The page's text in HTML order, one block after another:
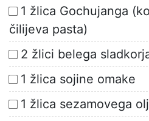
1 žlica Gochujanga
čilijeva pasta)
2 žlici belega
1 žlica sojine omake
1 žlica sezamovega